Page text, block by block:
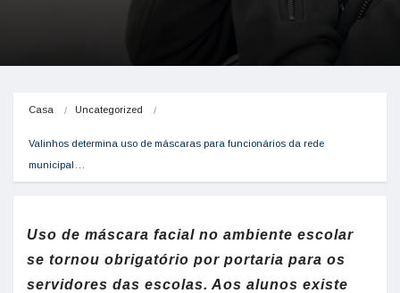
Casa Uncategorized
Valinhos determina uso de máscaras para funcionários da rede
municipal…
Uso de máscara facial no ambiente escolar
se tornou obrigatório por portaria para os
servidores das escolas. Aos alunos existe